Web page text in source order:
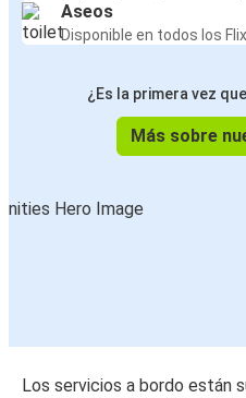
Aseos
Disponible en todos los
¿Es la primera vez
Más sobre
Los servicios a bordo están